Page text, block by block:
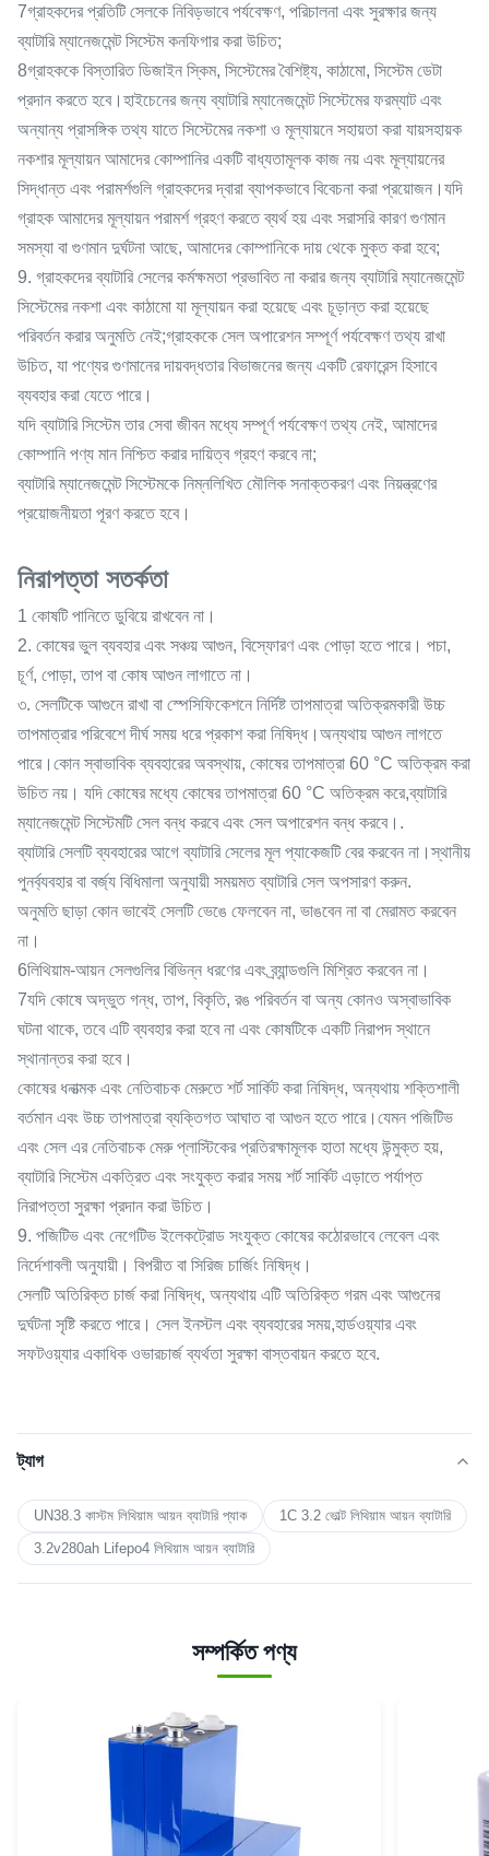
7গ্রাহকদের প্রতিটি সেলকে নিবিড়ভাবে পর্যবেক্ষণ, পরিচালনা এবং সুরক্ষার জন্য
ব্যাটারি ম্যানেজমেন্ট সিস্টেম কনফিগার করা উচিত;
8গ্রাহককে বিস্তারিত ডিজাইন স্কিম, সিস্টেমের বৈশিষ্ট্য, কাঠামো, সিস্টেম ডেটা
প্রদান করতে হবে।হাইচেনের জন্য ব্যাটারি ম্যানেজমেন্ট সিস্টেমের ফরম্যাট এবং
অন্যান্য প্রাসঙ্গিক তথ্য যাতে সিস্টেমের নকশা ও মূল্যায়নে সহায়তা করা যায়সহায়ক
নকশার মূল্যায়ন আমাদের কোম্পানির একটি বাধ্যতামূলক কাজ নয় এবং মূল্যায়নের
সিদ্ধান্ত এবং পরামর্শগুলি গ্রাহকদের দ্বারা ব্যাপকভাবে বিবেচনা করা প্রয়োজন।যদি
গ্রাহক আমাদের মূল্যায়ন পরামর্শ গ্রহণ করতে ব্যর্থ হয় এবং সরাসরি কারণ গুণমান
সমস্যা বা গুণমান দুর্ঘটনা আছে, আমাদের কোম্পানিকে দায় থেকে মুক্ত করা হবে;
9. গ্রাহকদের ব্যাটারি সেলের কর্মক্ষমতা প্রভাবিত না করার জন্য ব্যাটারি ম্যানেজমেন্ট
সিস্টেমের নকশা এবং কাঠামো যা মূল্যায়ন করা হয়েছে এবং চূড়ান্ত করা হয়েছে
পরিবর্তন করার অনুমতি নেই;গ্রাহককে সেল অপারেশন সম্পূর্ণ পর্যবেক্ষণ তথ্য রাখা
উচিত, যা পণ্যের গুণমানের দায়বদ্ধতার বিভাজনের জন্য একটি রেফারেন্স হিসাবে
ব্যবহার করা যেতে পারে।
যদি ব্যাটারি সিস্টেম তার সেবা জীবন মধ্যে সম্পূর্ণ পর্যবেক্ষণ তথ্য নেই, আমাদের
কোম্পানি পণ্য মান নিশ্চিত করার দায়িত্ব গ্রহণ করবে না;
ব্যাটারি ম্যানেজমেন্ট সিস্টেমকে নিম্নলিখিত মৌলিক সনাক্তকরণ এবং নিয়ন্ত্রণের
প্রয়োজনীয়তা পূরণ করতে হবে।
নিরাপত্তা সতর্কতা
1 কোষটি পানিতে ডুবিয়ে রাখবেন না।
2. কোষের ভুল ব্যবহার এবং সঞ্চয় আগুন, বিস্ফোরণ এবং পোড়া হতে পারে। পচা,
চূর্ণ, পোড়া, তাপ বা কোষ আগুন লাগাতে না।
৩. সেলটিকে আগুনে রাখা বা স্পেসিফিকেশনে নির্দিষ্ট তাপমাত্রা অতিক্রমকারী উচ্চ
তাপমাত্রার পরিবেশে দীর্ঘ সময় ধরে প্রকাশ করা নিষিদ্ধ।অন্যথায় আগুন লাগতে
পারে।কোন স্বাভাবিক ব্যবহারের অবস্থায়, কোষের তাপমাত্রা 60 °C অতিক্রম করা
উচিত নয়। যদি কোষের মধ্যে কোষের তাপমাত্রা 60 °C অতিক্রম করে,ব্যাটারি
ম্যানেজমেন্ট সিস্টেমটি সেল বন্ধ করবে এবং সেল অপারেশন বন্ধ করবে।.
ব্যাটারি সেলটি ব্যবহারের আগে ব্যাটারি সেলের মূল প্যাকেজটি বের করবেন না।স্থানীয়
পুনর্ব্যবহার বা বর্জ্য বিধিমালা অনুযায়ী সময়মত ব্যাটারি সেল অপসারণ করুন.
অনুমতি ছাড়া কোন ভাবেই সেলটি ভেঙে ফেলবেন না, ভাঙবেন না বা মেরামত করবেন
না।
6লিথিয়াম-আয়ন সেলগুলির বিভিন্ন ধরণের এবং ব্র্যান্ডগুলি মিশ্রিত করবেন না।
7যদি কোষে অদ্ভুত গন্ধ, তাপ, বিকৃতি, রঙ পরিবর্তন বা অন্য কোনও অস্বাভাবিক
ঘটনা থাকে, তবে এটি ব্যবহার করা হবে না এবং কোষটিকে একটি নিরাপদ স্থানে
স্থানান্তর করা হবে।
কোষের ধনাত্মক এবং নেতিবাচক মেরুতে শর্ট সার্কিট করা নিষিদ্ধ, অন্যথায় শক্তিশালী
বর্তমান এবং উচ্চ তাপমাত্রা ব্যক্তিগত আঘাত বা আগুন হতে পারে।যেমন পজিটিভ
এবং সেল এর নেতিবাচক মেরু প্লাস্টিকের প্রতিরক্ষামূলক হাতা মধ্যে উন্মুক্ত হয়,
ব্যাটারি সিস্টেম একত্রিত এবং সংযুক্ত করার সময় শর্ট সার্কিট এড়াতে পর্যাপ্ত
নিরাপত্তা সুরক্ষা প্রদান করা উচিত।
9. পজিটিভ এবং নেগেটিভ ইলেকট্রোড সংযুক্ত কোষের কঠোরভাবে লেবেল এবং
নির্দেশাবলী অনুযায়ী। বিপরীত বা সিরিজ চার্জিং নিষিদ্ধ।
সেলটি অতিরিক্ত চার্জ করা নিষিদ্ধ, অন্যথায় এটি অতিরিক্ত গরম এবং আগুনের
দুর্ঘটনা সৃষ্টি করতে পারে। সেল ইনস্টল এবং ব্যবহারের সময়,হার্ডওয়্যার এবং
সফটওয়্যার একাধিক ওভারচার্জ ব্যর্থতা সুরক্ষা বাস্তবায়ন করতে হবে.
ট্যাগ
UN38.3 কাস্টম লিথিয়াম আয়ন ব্যাটারি প্যাক
1C 3.2 ভোল্ট লিথিয়াম আয়ন ব্যাটারি
3.2v280ah Lifepo4 লিথিয়াম আয়ন ব্যাটারি
সম্পর্কিত পণ্য